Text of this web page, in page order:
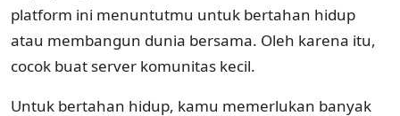
platform ini menuntutmu untuk bertahan hidup
atau membangun dunia bersama. Oleh karena itu,
cocok buat server komunitas kecil.
Untuk bertahan hidup, kamu memerlukan banyak